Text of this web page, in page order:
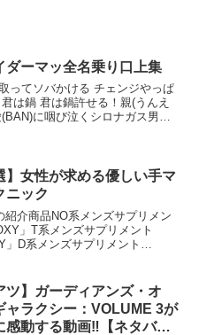
ダーマッ全名乗り口上集
ってソバかける チェンジやっぱ
は鍋 君は鍋許せる！親(うんえ
に咽び泣くシロナガス男、
】女性が求める優しい手マ
ニック
紹介商品NO系メンズサプリメン
」T系メンズサプリメント
」D系メンズサプリメント
ツ】ガーディアンズ・オ
ャラクシー：VOLUME 3が
感動する動画‼【ネタバレ